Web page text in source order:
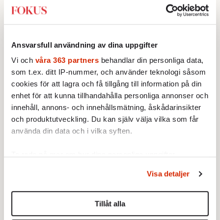
Ansvarsfull användning av dina uppgifter
Vi och våra 363 partners behandlar din personliga data,
som t.ex. ditt IP-nummer, och använder teknologi såsom
cookies för att lagra och få tillgång till information på din
enhet för att kunna tillhandahålla personliga annonser och
innehåll, annons- och innehållsmätning, åskådarinsikter
och produktutveckling. Du kan själv välja vilka som får
använda din data och i vilka syften.
Du kan ändra eller dra tillbaka ditt samtycke när som
helst från cookie-förklaringen.
Vi använder enhetsidentifierare för att anpassa innehållet
Visa detaljer
Tillåt alla
Testa vår valkompass 2026!
Testa här!
Sticket